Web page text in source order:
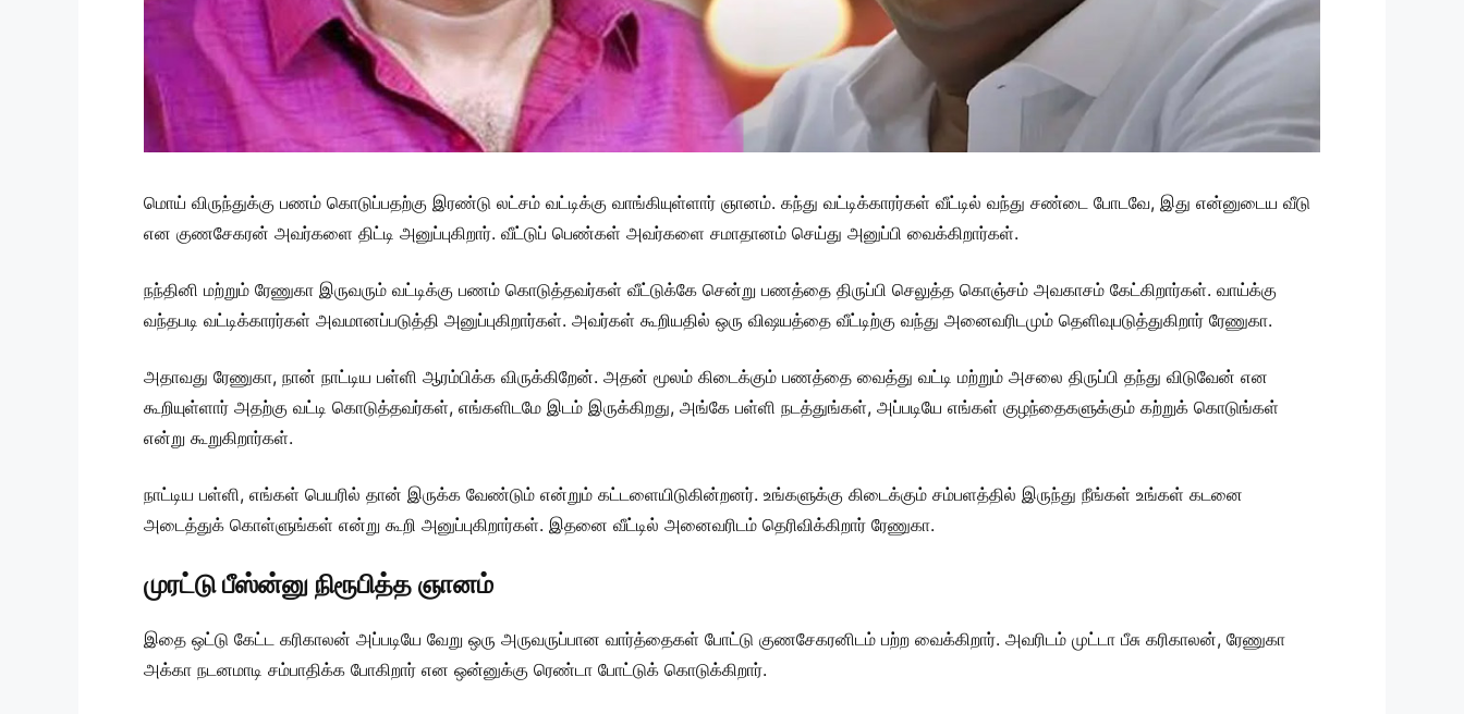
மொய் விருந்துக்கு பணம் கொடுப்பதற்கு இரண்டு லட்சம் வட்டிக்கு வாங்கியுள்ளார் ஞானம். கந்து வட்டிக்காரர்கள் வீட்டில் வந்து சண்டை போடவே, இது என்னுடைய வீடு
என குணசேகரன் அவர்களை திட்டி அனுப்புகிறார். வீட்டுப் பெண்கள் அவர்களை சமாதானம் செய்து அனுப்பி வைக்கிறார்கள்.
நந்தினி மற்றும் ரேணுகா இருவரும் வட்டிக்கு பணம் கொடுத்தவர்கள் வீட்டுக்கே சென்று பணத்தை திருப்பி செலுத்த கொஞ்சம் அவகாசம் கேட்கிறார்கள். வாய்க்கு
வந்தபடி வட்டிக்காரர்கள் அவமானப்படுத்தி அனுப்புகிறார்கள். அவர்கள் கூறியதில் ஒரு விஷயத்தை வீட்டிற்கு வந்து அனைவரிடமும் தெளிவுபடுத்துகிறார் ரேணுகா.
அதாவது ரேணுகா, நான் நாட்டிய பள்ளி ஆரம்பிக்க விருக்கிறேன். அதன் மூலம் கிடைக்கும் பணத்தை வைத்து வட்டி மற்றும் அசலை திருப்பி தந்து விடுவேன் என
கூறியுள்ளார் அதற்கு வட்டி கொடுத்தவர்கள், எங்களிடமே இடம் இருக்கிறது, அங்கே பள்ளி நடத்துங்கள், அப்படியே எங்கள் குழந்தைகளுக்கும் கற்றுக் கொடுங்கள்
என்று கூறுகிறார்கள்.
நாட்டிய பள்ளி, எங்கள் பெயரில் தான் இருக்க வேண்டும் என்றும் கட்டளையிடுகின்றனர். உங்களுக்கு கிடைக்கும் சம்பளத்தில் இருந்து நீங்கள் உங்கள் கடனை
அடைத்துக் கொள்ளுங்கள் என்று கூறி அனுப்புகிறார்கள். இதனை வீட்டில் அனைவரிடம் தெரிவிக்கிறார் ரேணுகா.
முரட்டு பீஸ்ன்னு நிரூபித்த ஞானம்
இதை ஒட்டு கேட்ட கரிகாலன் அப்படியே வேறு ஒரு அருவருப்பான வார்த்தைகள் போட்டு குணசேகரனிடம் பற்ற வைக்கிறார். அவரிடம் முட்டா பீசு கரிகாலன், ரேணுகா
அக்கா நடனமாடி சம்பாதிக்க போகிறார் என ஒன்னுக்கு ரெண்டா போட்டுக் கொடுக்கிறார்.